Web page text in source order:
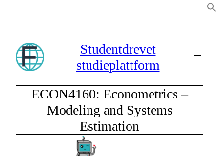
Studentdrevet
studieplattform
ECON4160: Econometrics –
Modeling and Systems
Estimation